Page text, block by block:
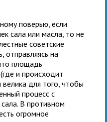
поверью, если
сала или масла, то не
советские
отправляясь на
площадь
и происходит
для того, чтобы
процесс с
В противном
огромное